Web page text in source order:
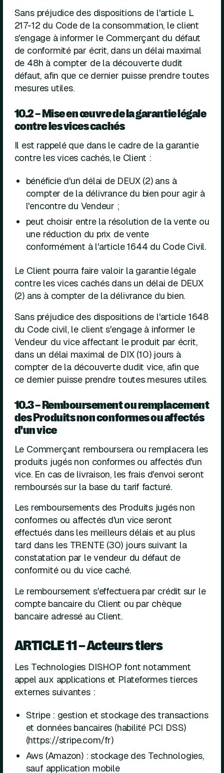
Sans préjudice des dispositions de l'article L
217-12 du Code de la consommation, le client
s'engage à informer le Commerçant du défaut
de conformité par écrit, dans un délai maximal
de 48h à compter de la découverte dudit
défaut, afin que ce dernier puisse prendre toutes
mesures utiles.
10.2 – Mise en œuvre de la garantie légale
contre les vices cachés
Il est rappelé que dans le cadre de la garantie
contre les vices cachés, le Client :
bénéficie d'un délai de DEUX (2) ans à
compter de la délivrance du bien pour agir à
l'encontre du Vendeur ;
peut choisir entre la résolution de la vente ou
une réduction du prix de vente
conformément à l'article 1644 du Code Civil.
Le Client pourra faire valoir la garantie légale
contre les vices cachés dans un délai de DEUX
(2) ans à compter de la délivrance du bien.
Sans préjudice des dispositions de l'article 1648
du Code civil, le client s'engage à informer le
Vendeur du vice affectant le produit par écrit,
dans un délai maximal de DIX (10) jours à
compter de la découverte dudit vice, afin que
ce dernier puisse prendre toutes mesures utiles.
10.3 – Remboursement ou remplacement
des Produits non conformes ou affectés
d'un vice
Le Commerçant remboursera ou remplacera les
produits jugés non conformes ou affectés d'un
vice. En cas de livraison, les frais d'envoi seront
remboursés sur la base du tarif facturé.
Les remboursements des Produits jugés non
conformes ou affectés d'un vice seront
effectués dans les meilleurs délais et au plus
tard dans les TRENTE (30) jours suivant la
constatation par le vendeur du défaut de
conformité ou du vice caché.
Le remboursement s'effectuera par crédit sur le
compte bancaire du Client ou par chèque
bancaire adressé au Client.
ARTICLE 11 – Acteurs tiers
Les Technologies DISHOP font notamment
appel aux applications et Plateformes tierces
externes suivantes :
Stripe : gestion et stockage des transactions
et données bancaires (habilité PCI DSS)
(https://stripe.com/fr)
Aws (Amazon) : stockage des Technologies,
sauf application mobile